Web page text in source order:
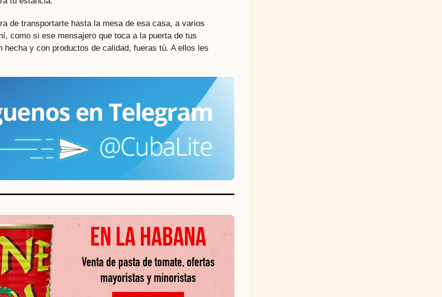
de transportarte hasta la mesa de esa casa, a varios
como si ese mensajero que toca a la puerta de tus
y con productos de calidad, fueras tú. A ellos les